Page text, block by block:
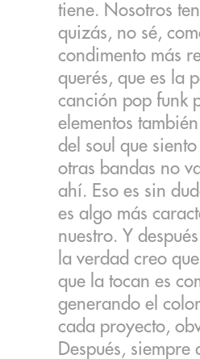
tiene. Nosotros
quizás, no sé,
condimento más
querés, que es la
canción pop funk
elementos
del soul que
otras bandas no
ahí. Eso es sin
es algo más
nuestro. Y
la verdad creo
que la tocan es
generando el
cada proyecto,
Después, siempre